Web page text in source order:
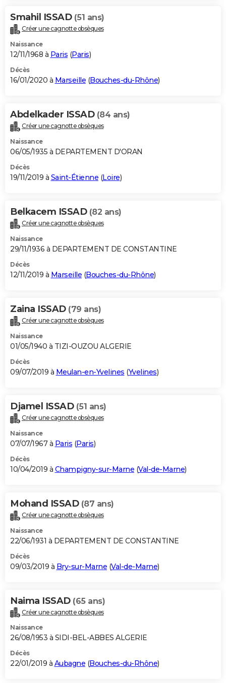
Smahil ISSAD (51 ans)
Créer une cagnotte obsèques
Naissance
12/11/1968 à Paris (Paris)
Décès
16/01/2020 à Marseille (Bouches-du-Rhône)
Abdelkader ISSAD (84 ans)
Créer une cagnotte obsèques
Naissance
06/05/1935 à DEPARTEMENT D'ORAN
Décès
19/11/2019 à Saint-Étienne (Loire)
Belkacem ISSAD (82 ans)
Créer une cagnotte obsèques
Naissance
29/11/1936 à DEPARTEMENT DE CONSTANTINE
Décès
12/11/2019 à Marseille (Bouches-du-Rhône)
Zaina ISSAD (79 ans)
Créer une cagnotte obsèques
Naissance
01/05/1940 à TIZI-OUZOU ALGERIE
Décès
09/07/2019 à Meulan-en-Yvelines (Yvelines)
Djamel ISSAD (51 ans)
Créer une cagnotte obsèques
Naissance
07/07/1967 à Paris (Paris)
Décès
10/04/2019 à Champigny-sur-Marne (Val-de-Marne)
Mohand ISSAD (87 ans)
Créer une cagnotte obsèques
Naissance
22/06/1931 à DEPARTEMENT DE CONSTANTINE
Décès
09/03/2019 à Bry-sur-Marne (Val-de-Marne)
Naima ISSAD (65 ans)
Créer une cagnotte obsèques
Naissance
26/08/1953 à SIDI-BEL-ABBES ALGERIE
Décès
22/01/2019 à Aubagne (Bouches-du-Rhône)